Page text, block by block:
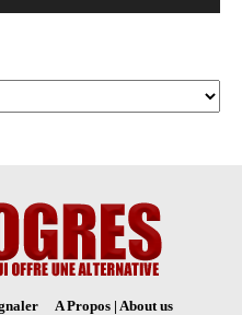
A Propos | About us